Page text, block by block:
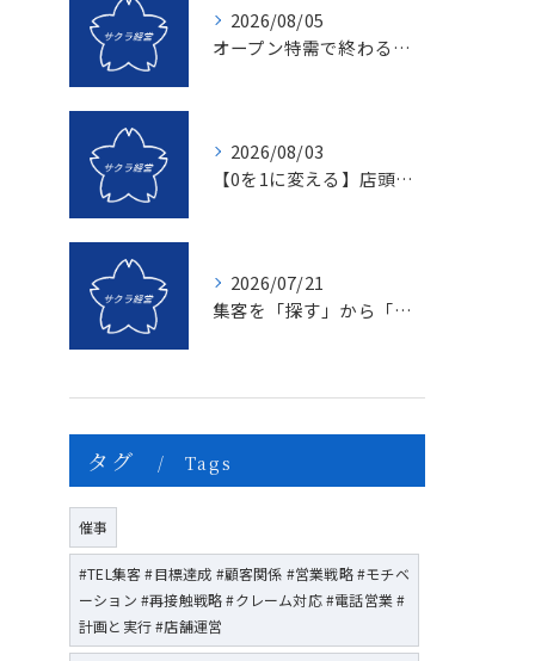
2026/08/05
オープン特需で終わる店、成長し続ける店の決定的な違いとは？〜新規名簿開拓の２つの方法〜
2026/08/03
【0を1に変える】店頭販売のマンネリを打破する「上司のたった一つの行動」とは？
2026/07/21
集客を「探す」から「創る」へ変える、年に一度の儀式とは？
タグ Tags
催事
#TEL集客 #目標達成 #顧客関係 #営業戦略 #モチベ
ーション #再接触戦略 #クレーム対応 #電話営業 #
計画と実行 #店舗運営